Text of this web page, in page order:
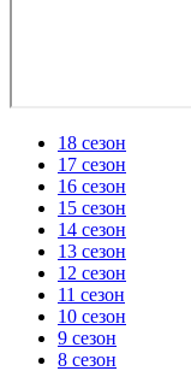
18 сезон
17 сезон
16 сезон
15 сезон
14 сезон
13 сезон
12 сезон
11 сезон
10 сезон
9 сезон
8 сезон